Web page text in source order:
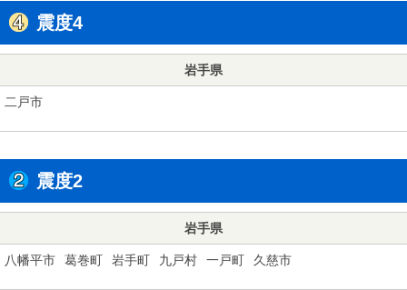
震度4
岩手県
二戸市
震度2
岩手県
八幡平市 葛巻町 岩手町 九戸村 一戸町 久慈市